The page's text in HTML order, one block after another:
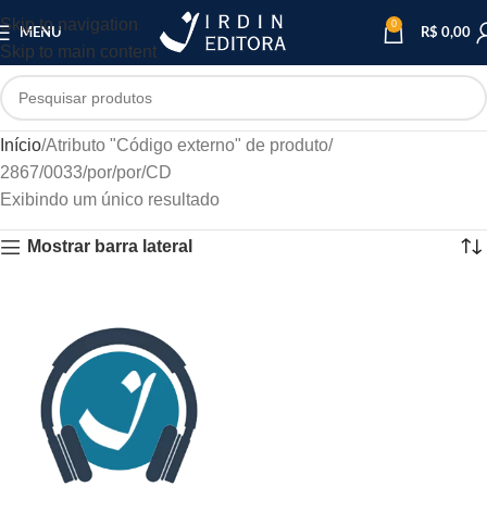
Skip to navigation
Skip to main content
MENU
0
R$ 0,00
Início Atributo "Código externo" de produto
2867/0033/por/por/CD
Exibindo um único resultado
Mostrar barra lateral